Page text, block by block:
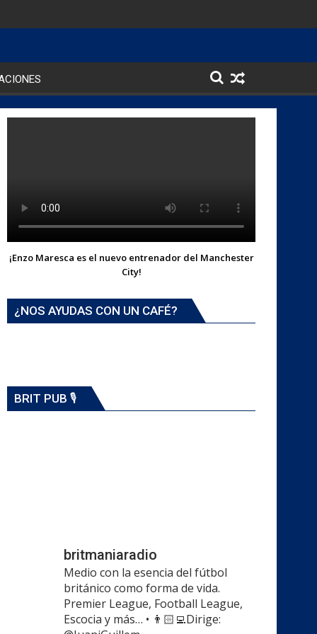
¡Enzo Maresca es el nuevo entrenador del Manchester
City!
¿NOS AYUDAS CON UN CAFÉ?
BRIT PUB 🎙️
britmaniaradio
Medio con la esencia del fútbol
británico como forma de vida.
Premier League, Football League,
Escocia y más… • 👨🏻‍💻Dirige: